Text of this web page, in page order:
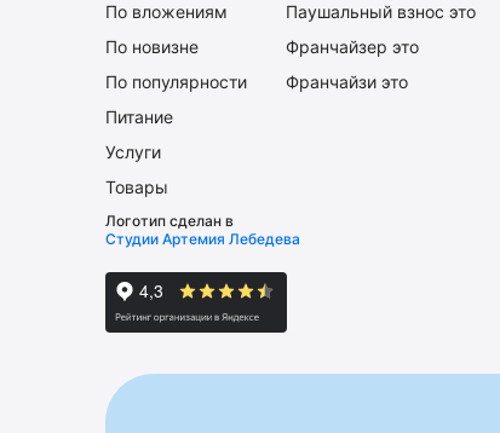
По вложениям
По новизне
По популярности
Питание
Услуги
Товары
Паушальный взнос это
Франчайзер это
Франчайзи это
Логотип сделан в
Студии Артемия Лебедева